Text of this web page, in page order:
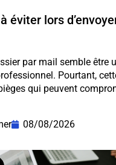
éviter lors
par mail semble être
Pourtant,
qui peuvent
08/08/2026